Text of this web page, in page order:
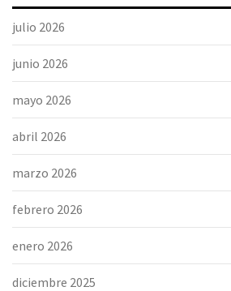
julio 2026
junio 2026
mayo 2026
abril 2026
marzo 2026
febrero 2026
enero 2026
diciembre 2025